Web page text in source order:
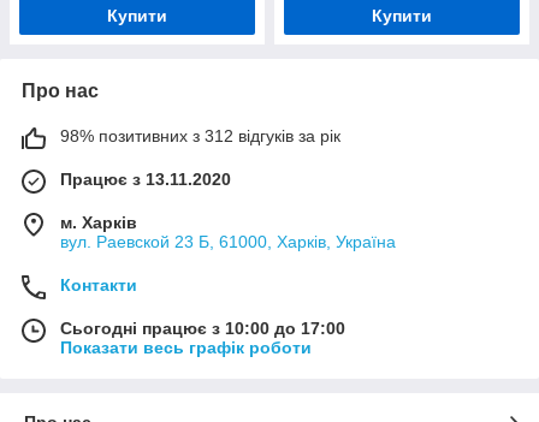
Купити Купити
Про нас
98% позитивних з 312 відгуків за рік
Працює з 13.11.2020
м. Харків
вул. Раевской 23 Б, 61000, Харків, Україна
Контакти
Сьогодні працює з 10:00 до 17:00
Показати весь графік роботи